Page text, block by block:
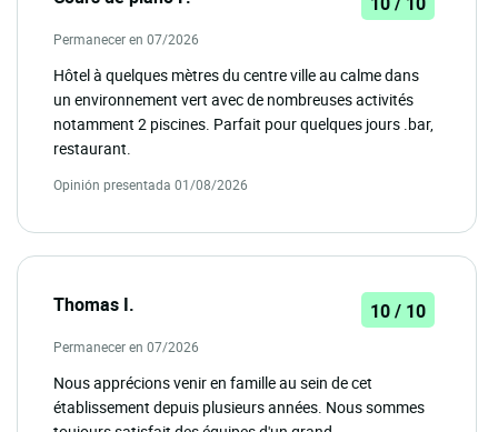
Permanecer en 07/2026
Hôtel à quelques mètres du centre ville au calme dans
un environnement vert avec de nombreuses activités
notamment 2 piscines. Parfait pour quelques jours .bar,
restaurant.
Opinión presentada 01/08/2026
Thomas I. 10 / 10
Permanecer en 07/2026
Nous apprécions venir en famille au sein de cet
établissement depuis plusieurs années. Nous sommes